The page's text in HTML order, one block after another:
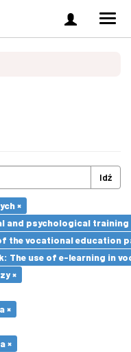
Zaloguj
się
Idź
×
and psychological
the vocational education
The use of e-learning in
×
×
×